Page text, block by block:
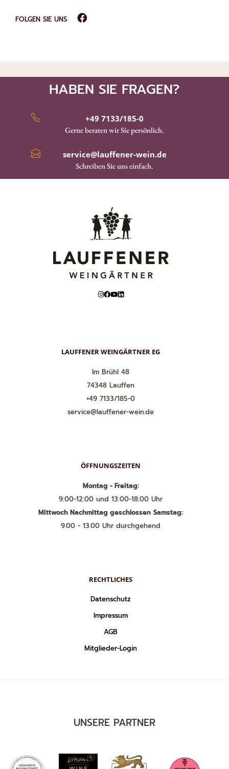
FOLGEN SIE UNS
HABEN SIE FRAGEN?
+49 7133/185-0
Gerne beraten wir Sie persönlich.
service@lauffener-wein.de
Schreiben Sie uns einfach.
LAUFFENER WEINGÄRTNER EG
Im Brühl 48
74348 Lauffen
+49 7133/185-0
service@lauffener-wein.de
ÖFFNUNGSZEITEN
Montag - Freitag:
9:00-12:00 und 13:00-18:00 Uhr
Mittwoch Nachmittag geschlossen Samstag:
9.00 - 13.00 Uhr durchgehend
RECHTLICHES
Datenschutz
Impressum
AGB
Mitglieder-Login
UNSERE PARTNER